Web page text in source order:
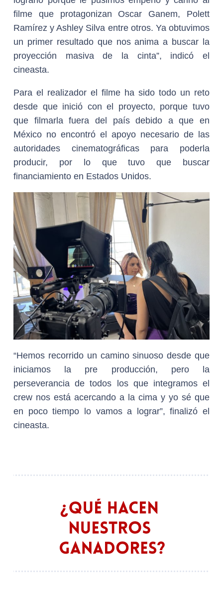
filme que protagonizan Oscar Ganem, Polett
Ramírez y Ashley Silva entre otros. Ya obtuvimos
un primer resultado que nos anima a buscar la
proyección masiva de la cinta”, indicó el
cineasta.
Para el realizador el filme ha sido todo un reto
desde que inició con el proyecto, porque tuvo
que filmarla fuera del país debido a que en
México no encontró el apoyo necesario de las
autoridades cinematográficas para poderla
producir, por lo que tuvo que buscar
financiamiento en Estados Unidos.
“Hemos recorrido un camino sinuoso desde que
iniciamos la pre producción, pero la
perseverancia de todos los que integramos el
crew nos está acercando a la cima y yo sé que
en poco tiempo lo vamos a lograr”, finalizó el
cineasta.